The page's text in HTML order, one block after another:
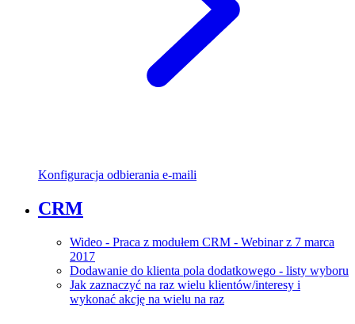
Konfiguracja odbierania e-maili
CRM
Wideo - Praca z modułem CRM - Webinar z 7 marca
2017
Dodawanie do klienta pola dodatkowego - listy wyboru
Jak zaznaczyć na raz wielu klientów/interesy i
wykonać akcję na wielu na raz